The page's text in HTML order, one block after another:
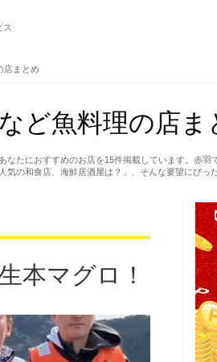
ス
店まとめ
ど魚料理の店ま
たにおすすめのお店を15件掲載しています。赤
の和食店、海鮮居酒屋は？」、そんな要望にぴっ
本マグロ！